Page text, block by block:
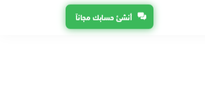
أنشئ حسابك مجاناً